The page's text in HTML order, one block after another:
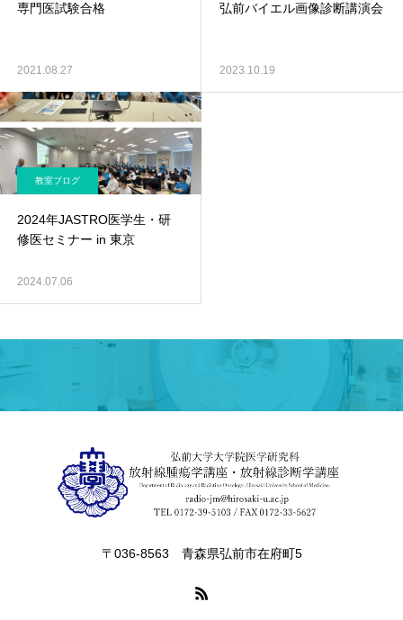
専門医試験合格
2021.08.27
弘前バイエル画像診断講演会
2023.10.19
教室ブログ
2024年JASTRO医学生・研
修医セミナー in 東京
2024.07.06
〒036-8563 青森県弘前市在府町5